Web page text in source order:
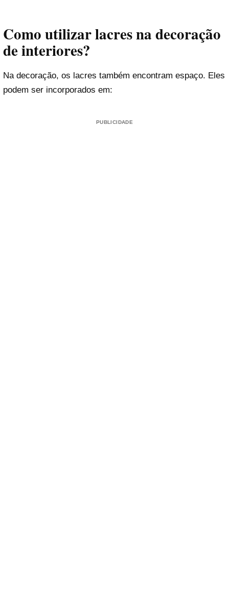
Como utilizar lacres na decoração
de interiores?
Na decoração, os lacres também encontram espaço. Eles
podem ser incorporados em:
PUBLICIDADE